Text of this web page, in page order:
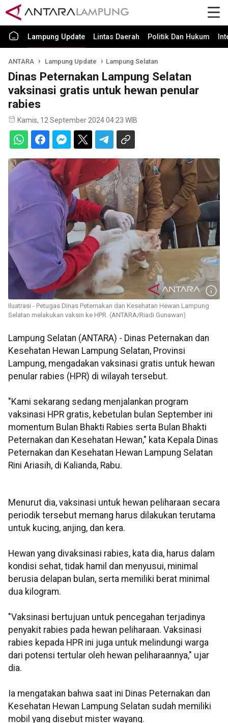
Lampung Update Lintas Daerah Politik Dan Hukum
ANTARA Lampung Update Lampung Selatan
Dinas Peternakan Lampung Selatan
vaksinasi gratis untuk hewan penular
rabies
Kamis, 12 September 2024 04:23 WIB
Iluatrasi - Petugas Dinas Peternakan dan Kesehatan Hewan Lampung
Selatan melakukan vaksin ke HPR. (ANTARA/Riadi Gunawan)
Lampung Selatan (ANTARA) - Dinas Peternakan dan
Kesehatan Hewan Lampung Selatan, Provinsi
Lampung, mengadakan vaksinasi gratis untuk hewan
penular rabies (HPR) di wilayah tersebut.
"Kami sekarang sedang menjalankan program
vaksinasi HPR gratis, kebetulan bulan September ini
momentum Bulan Bhakti Rabies serta Bulan Bhakti
Peternakan dan Kesehatan Hewan," kata Kepala Dinas
Peternakan dan Kesehatan Hewan Lampung Selatan
Rini Ariasih, di Kalianda, Rabu.
Menurut dia, vaksinasi untuk hewan peliharaan secara
periodik tersebut memang harus dilakukan terutama
untuk kucing, anjing, dan kera.
Hewan yang divaksinasi rabies, kata dia, harus dalam
kondisi sehat, tidak hamil dan menyusui, minimal
berusia delapan bulan, serta memiliki berat minimal
dua kilogram.
"Vaksinasi bertujuan untuk pencegahan terjadinya
penyakit rabies pada hewan peliharaan. Vaksinasi
rabies kepada HPR ini juga untuk melindungi warga
dari potensi tertular oleh hewan peliharaannya," ujar
dia.
Ia mengatakan bahwa saat ini Dinas Peternakan dan
Kesehatan Hewan Lampung Selatan sudah memiliki
mobil yang disebut mister wayang.